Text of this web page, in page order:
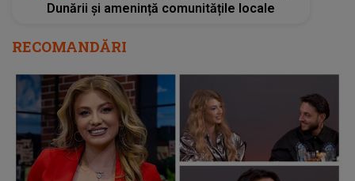
Dunării și amenință comunitățile locale
RECOMANDĂRI